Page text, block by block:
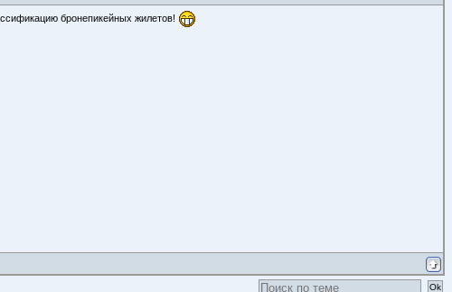
бронепикейных жилетов!